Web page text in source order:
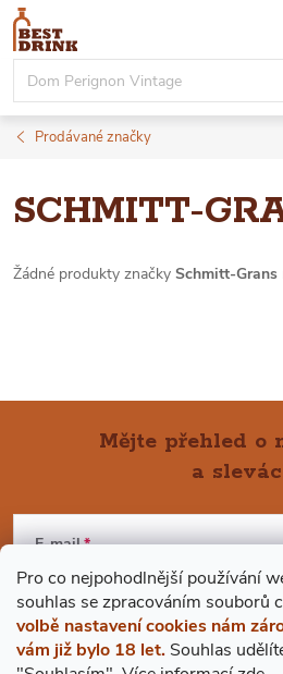
Pro co nejpohodlnější používání
souhlas se zpracováním souborů
volbě nastavení cookies nám
vám již bylo 18 let. Souhlas
Přejít
obsah
Prodávané značky
SCHMITT-
Žádné produkty značky Schmitt-Grans
Á
P
A
Mějte přehled o
a
E-mail
Vložením e-mailu souhlasíte s